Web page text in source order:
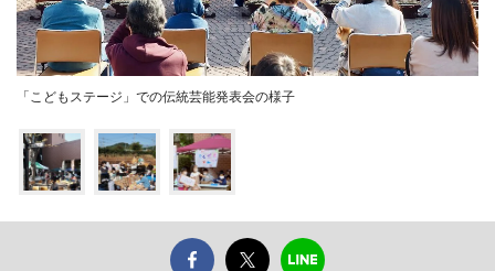
「こどもステージ」での伝統芸能発表会の様子